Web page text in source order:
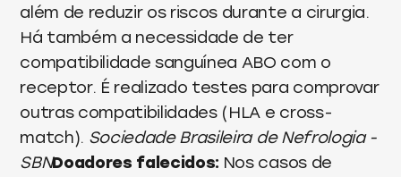
além de reduzir os riscos durante a cirurgia.
Há também a necessidade de ter
compatibilidade sanguínea ABO com o
receptor. É realizado testes para comprovar
outras compatibilidades (HLA e cross-
match). Sociedade Brasileira de Nefrologia -
SBNDoadores falecidos: Nos casos de